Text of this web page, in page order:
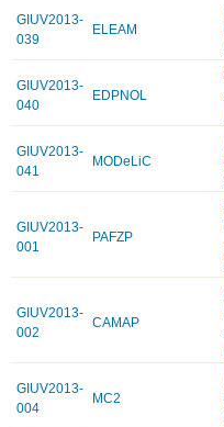
GIUV2013-
039
ELEAM
GIUV2013-
040
EDPNOL
GIUV2013-
041
MODeLiC
GIUV2013-
001
PAFZP
GIUV2013-
002
CAMAP
GIUV2013-
004
MC2